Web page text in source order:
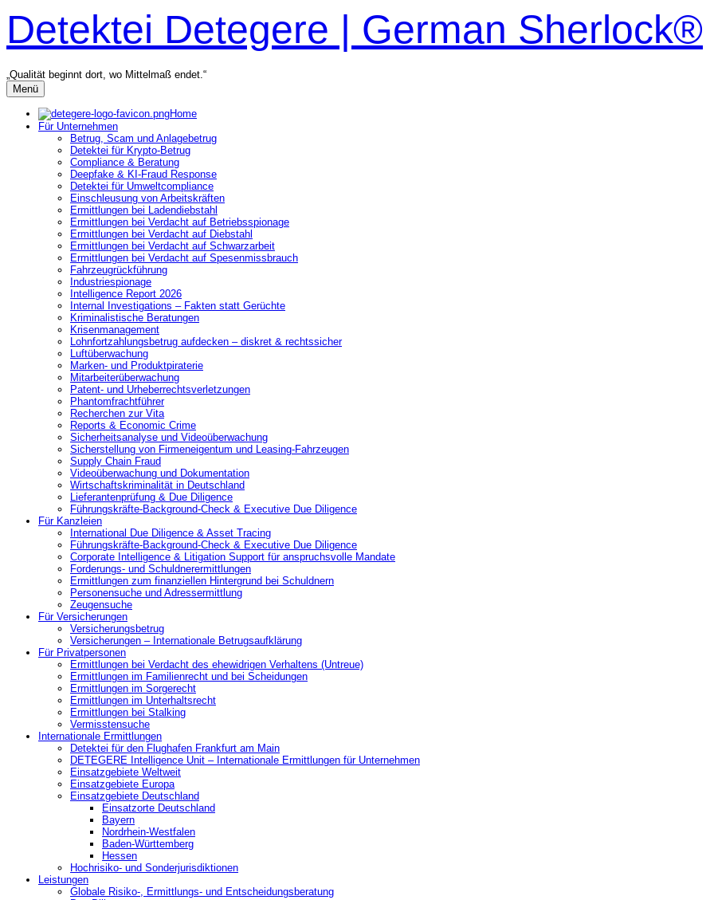
Inhalt
überspringen
Detektei Detegere | German Sherlock®
„Qualität beginnt dort, wo Mittelmaß endet.“
Menü
Home
Für Unternehmen
Betrug, Scam und Anlagebetrug
Detektei für Krypto-Betrug
Compliance & Beratung
Deepfake & KI-Fraud Response
Detektei für Umweltcompliance
Einschleusung von Arbeitskräften
Ermittlungen bei Ladendiebstahl
Ermittlungen bei Verdacht auf Betriebsspionage
Ermittlungen bei Verdacht auf Diebstahl
Ermittlungen bei Verdacht auf Schwarzarbeit
Ermittlungen bei Verdacht auf Spesenmissbrauch
Fahrzeugrückführung
Industriespionage
Intelligence Report 2026
Internal Investigations – Fakten statt Gerüchte
Kriminalistische Beratungen
Krisenmanagement
Lohnfortzahlungsbetrug aufdecken – diskret & rechtssicher
Luftüberwachung
Marken- und Produktpiraterie
Mitarbeiterüberwachung
Patent- und Urheberrechtsverletzungen
Phantomfrachtführer
Recherchen zur Vita
Reports & Economic Crime
Sicherheitsanalyse und Videoüberwachung
Sicherstellung von Firmeneigentum und Leasing-Fahrzeugen
Supply Chain Fraud
Videoüberwachung und Dokumentation
Wirtschaftskriminalität in Deutschland
Lieferantenprüfung & Due Diligence
Führungskräfte-Background-Check & Executive Due Diligence
Für Kanzleien
International Due Diligence & Asset Tracing
Führungskräfte-Background-Check & Executive Due Diligence
Corporate Intelligence & Litigation Support für anspruchsvolle Mandate
Forderungs- und Schuldnerermittlungen
Ermittlungen zum finanziellen Hintergrund bei Schuldnern
Personensuche und Adressermittlung
Zeugensuche
Für Versicherungen
Versicherungsbetrug
Versicherungen – Internationale Betrugsaufklärung
Für Privatpersonen
Ermittlungen bei Verdacht des ehewidrigen Verhaltens (Untreue)
Ermittlungen im Familienrecht und bei Scheidungen
Ermittlungen im Sorgerecht
Ermittlungen im Unterhaltsrecht
Ermittlungen bei Stalking
Vermisstensuche
Internationale Ermittlungen
Detektei für den Flughafen Frankfurt am Main
DETEGERE Intelligence Unit – Internationale Ermittlungen für Unternehmen
Einsatzgebiete Weltweit
Einsatzgebiete Europa
Einsatzgebiete Deutschland
Einsatzorte Deutschland
Bayern
Nordrhein-Westfalen
Baden-Württemberg
Hessen
Hochrisiko- und Sonderjurisdiktionen
Leistungen
Globale Risiko-, Ermittlungs- und Entscheidungsberatung